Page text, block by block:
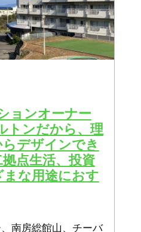
ョンオーナー
トンだから、理
デザインでき
点生活、投資
な用途におす
南房総館山、チーバ